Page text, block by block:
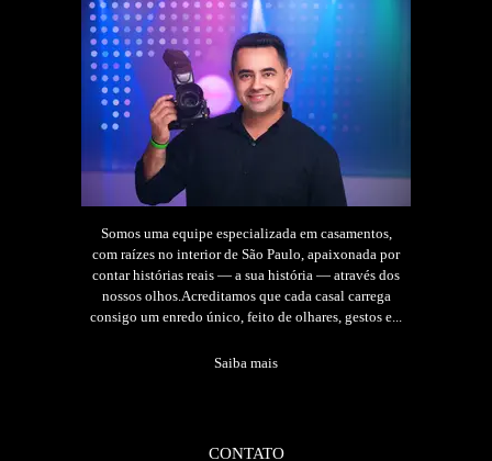
Somos uma equipe especializada em casamentos,
com raízes no interior de São Paulo, apaixonada por
contar histórias reais — a sua história — através dos
nossos olhos.Acreditamos que cada casal carrega
consigo um enredo único, feito de olhares, gestos e...
Saiba mais
CONTATO